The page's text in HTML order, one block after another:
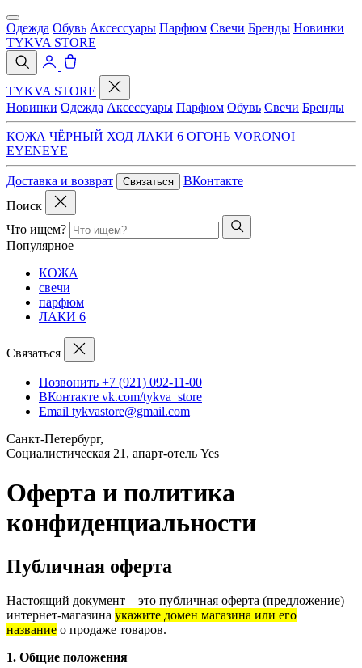
Одежда Обувь Аксессуары Парфюм Свечи Бренды Новинки
TYKVA STORE
TYKVA STORE
Новинки Одежда Аксессуары Парфюм Обувь Свечи Бренды
КОЖА ЧЁРНЫЙ ХОД ЛАКИ 6 ОГОНЬ VORONOI
EYENEYE
Доставка и возврат Связаться
ВКонтакте
Поиск
Что ищем?
Популярное
КОЖА
свечи
парфюм
ЛАКИ 6
Связаться
Позвонить +7 (921) 092-11-00
ВКонтакте vk.com/tykva_store
Email tykvastore@gmail.com
Санкт-Петербург,
Социалистическая 21, апарт-отель Yes
Оферта и политика
конфиденциальности
Публичная оферта
Настоящий документ – это публичная оферта (предложение)
интернет-магазина укажите домен магазина или его
название о продаже товаров.
1. Общие положения